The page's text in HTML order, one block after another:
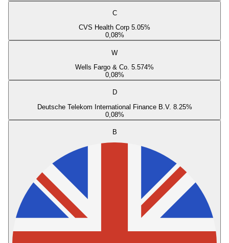
C
CVS Health Corp 5.05%
0,08%
W
Wells Fargo & Co. 5.574%
0,08%
D
Deutsche Telekom International Finance B.V. 8.25%
0,08%
B